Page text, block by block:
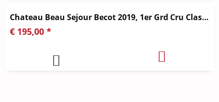
Chateau Beau Sejour Becot 2019, 1er Grd Cru Classé, 1,5lMg.
€ 195,00 *